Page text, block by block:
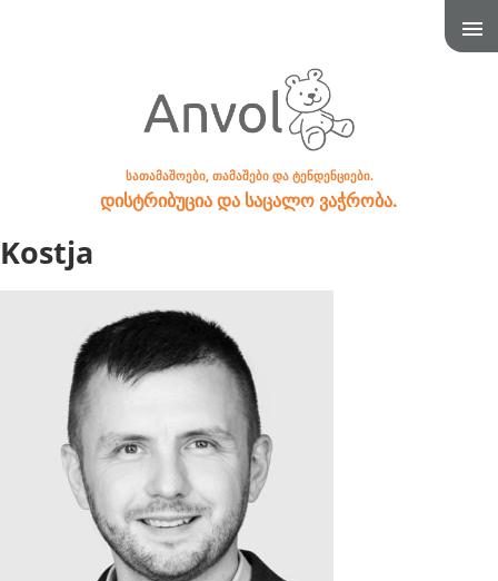
სათამაშოები, თამაშები და ტენდენციები.
დისტრიბუცია და საცალო ვაჭრობა.
Kostja